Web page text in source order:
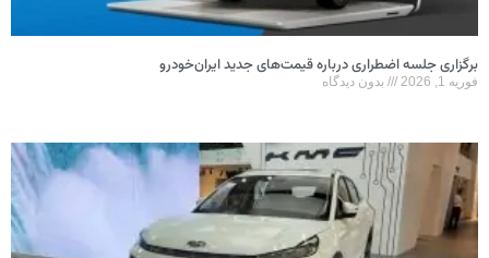
برگزاری جلسه اضطراری درباره قیمت‌های جدید ایران‌خودرو
فوریه 1, 2026 بدون دیدگاه